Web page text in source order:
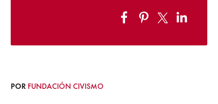
POR FUNDACIÓN CIVISMO